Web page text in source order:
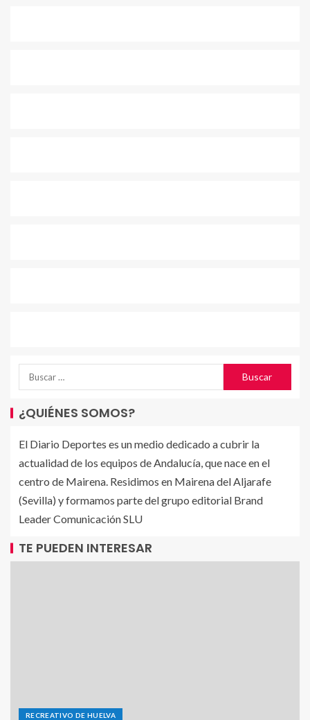
¿QUIÉNES SOMOS?
El Diario Deportes es un medio dedicado a cubrir la
actualidad de los equipos de Andalucía, que nace en el
centro de Mairena. Residimos en Mairena del Aljarafe
(Sevilla) y formamos parte del grupo editorial Brand
Leader Comunicación SLU
TE PUEDEN INTERESAR
RECREATIVO DE HUELVA